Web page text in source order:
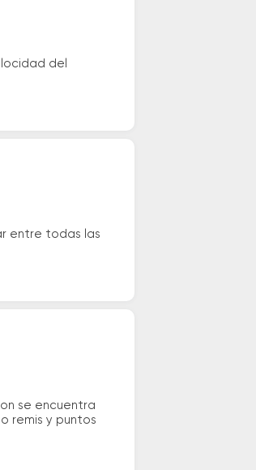
del
entre todas las
se encuentra
remis y puntos